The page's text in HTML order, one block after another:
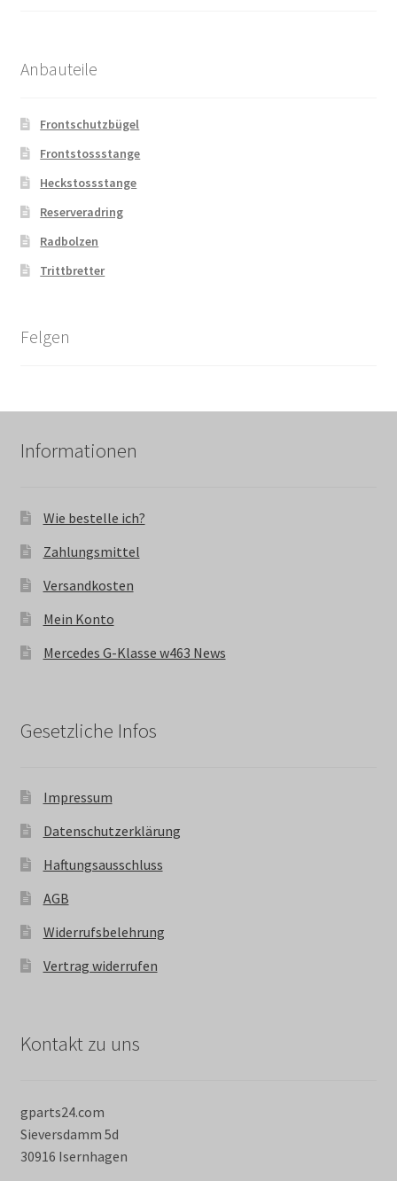
Anbauteile
Frontschutzbügel
Frontstossstange
Heckstossstange
Reserveradring
Radbolzen
Trittbretter
Felgen
Informationen
Wie bestelle ich?
Zahlungsmittel
Versandkosten
Mein Konto
Mercedes G-Klasse w463 News
Gesetzliche Infos
Impressum
Datenschutzerklärung
Haftungsausschluss
AGB
Widerrufsbelehrung
Vertrag widerrufen
Kontakt zu uns
gparts24.com
Sieversdamm 5d
30916 Isernhagen